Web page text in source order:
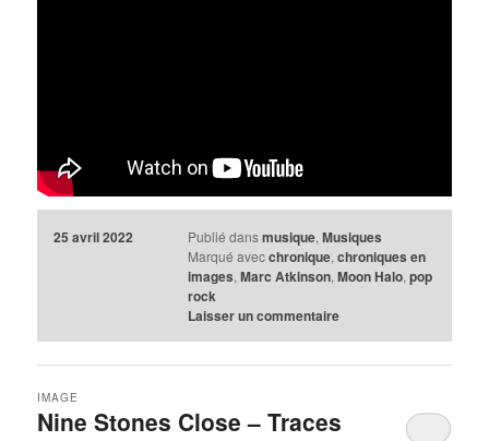
25 avril 2022 Publié dans musique, Musiques
Marqué avec chronique, chroniques en
images, Marc Atkinson, Moon Halo, pop
rock
Laisser un commentaire
Nine Stones Close – Traces
IMAGE